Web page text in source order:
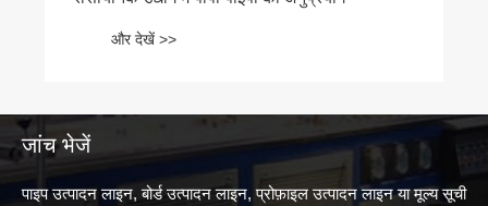
जांच भेजें
पाइप उत्पादन लाइन, बोर्ड उत्पादन लाइन, प्रोफ़ाइल उत्पादन लाइन या मूल्य सूची